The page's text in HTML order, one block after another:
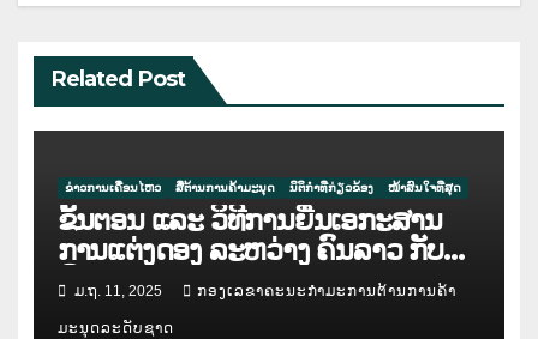
Related Post
ຂ່າວການເຄື່ອນໄຫວ ສື່ຕ້ານການຄ້າມະນຸດ ນິຕິກຳທີ່ກ່ຽວຂ້ອງ ໜ້າສົນໃຈທີ່ສຸດ
ຂັ້ນຕອນ ແລະ ວິທີການຍື່ນເອກະສານ
ການແຕ່ງດອງ ລະຫວ່າງ ຄົນລາວ ກັບ
ຄົນຕ່າງປະເທດ
ມ.ຖ. 11, 2025 ກອງເລຂາຄະນະກຳມະການຕ້ານການຄ້າ
ມະນຸດລະດັບຊາດ